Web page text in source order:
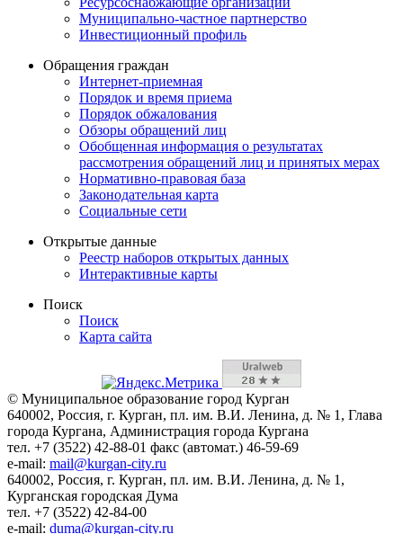
Муниципально-частное партнерство
Инвестиционный профиль
Обращения граждан
Интернет-приемная
Порядок и время приема
Порядок обжалования
Обзоры обращений лиц
Обобщенная информация о результатах
рассмотрения обращений лиц и принятых мерах
Нормативно-правовая база
Законодательная карта
Социальные сети
Открытые данные
Реестр наборов открытых данных
Интерактивные карты
Поиск
Поиск
Карта сайта
© Муниципальное образование город Курган
640002, Россия, г. Курган, пл. им. В.И. Ленина, д. № 1, Глава
города Кургана, Администрация города Кургана
тел. +7 (3522) 42-88-01 факс (автомат.) 46-59-69
e-mail: mail@kurgan-city.ru
640002, Россия, г. Курган, пл. им. В.И. Ленина, д. № 1,
Курганская городская Дума
тел. +7 (3522) 42-84-00
e-mail: duma@kurgan-city.ru